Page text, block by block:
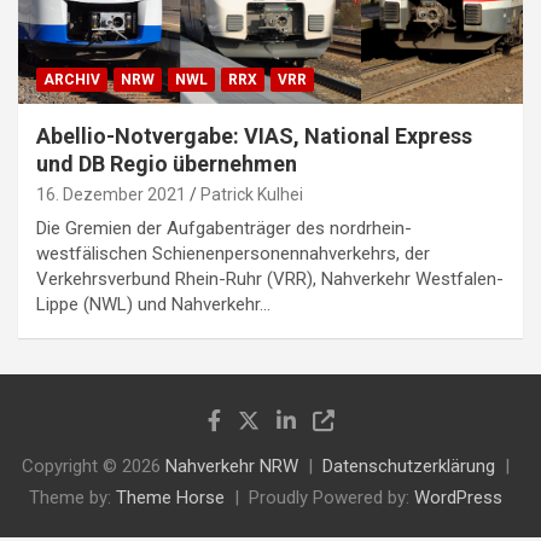
ARCHIV NRW NWL RRX VRR
Abellio-Notvergabe: VIAS, National Express
und DB Regio übernehmen
16. Dezember 2021 Patrick Kulhei
Die Gremien der Aufgabenträger des nordrhein-
westfälischen Schienenpersonennahverkehrs, der
Verkehrsverbund Rhein-Ruhr (VRR), Nahverkehr Westfalen-
Lippe (NWL) und Nahverkehr…
Copyright © 2026 Nahverkehr NRW
Datenschutzerklärung
Theme by: Theme Horse Proudly Powered by: WordPress